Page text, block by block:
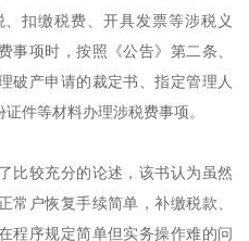
扣缴税费、开具发票等涉税义
事项时，按照《公告》第二条、
破产申请的裁定书、指定管理人
件等材料办理涉税费事项。
比较充分的论述，该书认为虽然
常户恢复手续简单，补缴税款、
程序规定简单但实务操作难的问